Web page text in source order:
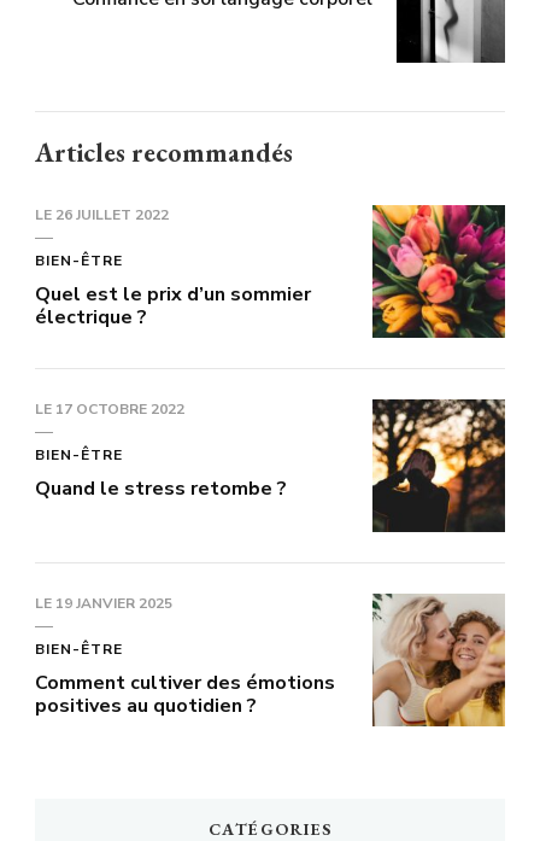
Articles recommandés
LE 26 JUILLET 2022
BIEN-ÊTRE
Quel est le prix d’un sommier
électrique ?
LE 17 OCTOBRE 2022
BIEN-ÊTRE
Quand le stress retombe ?
LE 19 JANVIER 2025
BIEN-ÊTRE
Comment cultiver des émotions
positives au quotidien ?
CATÉGORIES